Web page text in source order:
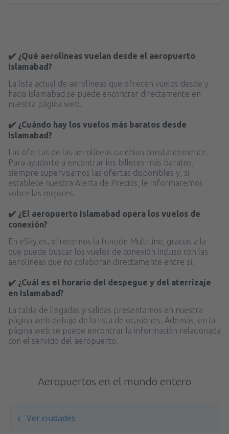
✔️ ¿Qué aerolíneas vuelan desde el aeropuerto
Islamabad?
La lista actual de aerolíneas que ofrecen vuelos desde y
hacia Islamabad se puede encontrar directamente en
nuestra página web.
✔️ ¿Cuándo hay los vuelos más baratos desde
Islamabad?
Las ofertas de las aerolíneas cambian constantemente.
Para ayudarte a encontrar los billetes más baratos,
siempre supervisamos las ofertas disponibles y, si
establece nuestra Alerta de Precios, le informaremos
sobre las mejores.
✔️ ¿El aeropuerto Islamabad opera los vuelos de
conexión?
En eSky.es, ofrecemos la función MultiLine, gracias a la
que puede buscar los vuelos de conexión incluso con las
aerolíneas que no colaboran directamente entre sí.
✔️ ¿Cuál es el horario del despegue y del aterrizaje
en Islamabad?
La tabla de llegadas y salidas presentamos en nuestra
página web debajo de la lista de ocasiones. Además, en la
página web se puede encontrar la información relacionada
con el servicio del aeropuerto.
Aeropuertos en el mundo entero
Ver ciudades